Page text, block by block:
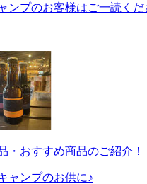
ンプのお客様はご一読くだ
・おすすめ商品のご紹介
ャンプのお供に♪